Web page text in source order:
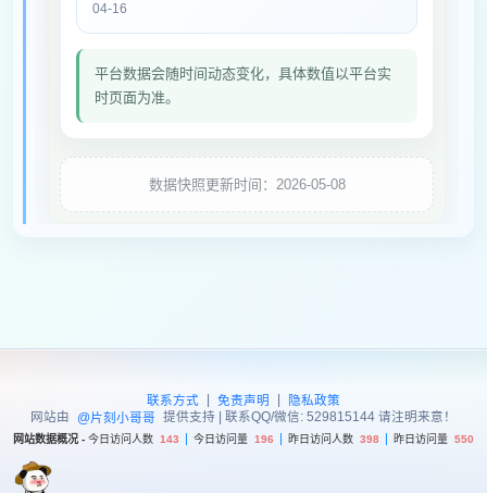
04-16
平台数据会随时间动态变化，具体数值以平台实
时页面为准。
数据快照更新时间：2026-05-08
联系方式 | 免责声明 |
隐私政策
网站由
@片刻小哥哥 提供支持 | 联系QQ/微信: 529815144 请注明来意！
网站数据概况 - 今日访问人数 143 今日访问量 196 昨日访问人数 398 昨日访问量 550